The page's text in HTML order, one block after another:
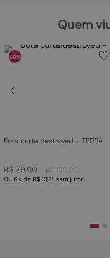
Quem
60%
Bota curta destroyed - TERRA
R$ 199,90
R$79,90
Ou 6x de R$ 13,31 sem juros